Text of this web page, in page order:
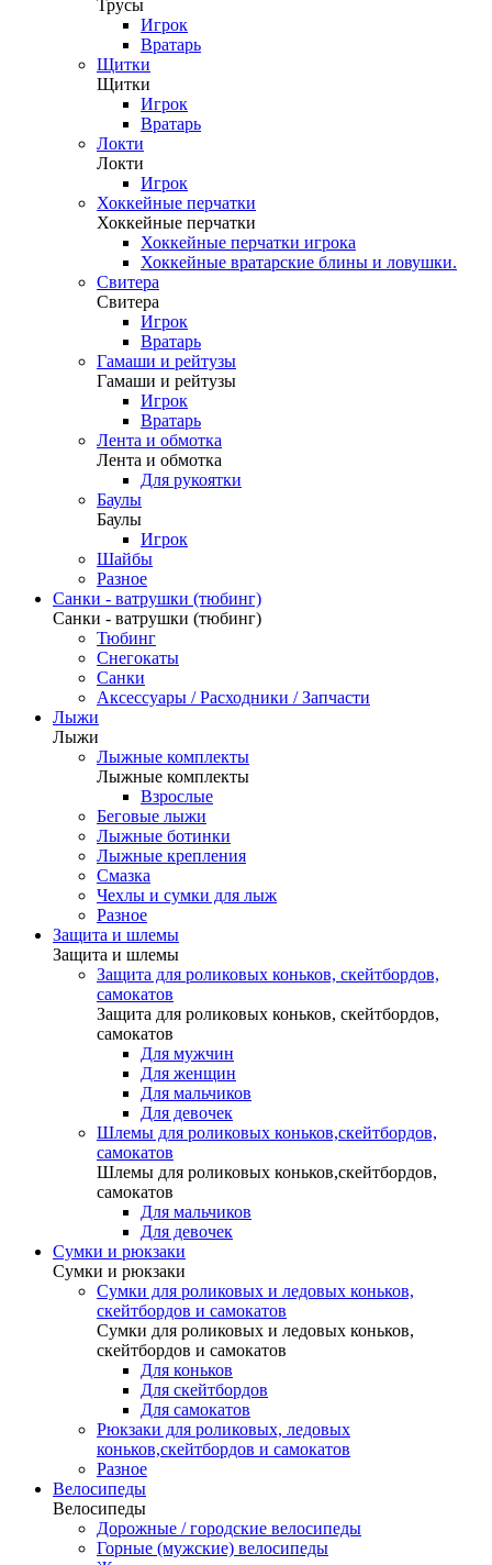
Трусы
Игрок
Вратарь
Щитки
Щитки
Игрок
Вратарь
Локти
Локти
Игрок
Хоккейные перчатки
Хоккейные перчатки
Хоккейные перчатки игрока
Хоккейные вратарские блины и ловушки.
Свитера
Свитера
Игрок
Вратарь
Гамаши и рейтузы
Гамаши и рейтузы
Игрок
Вратарь
Лента и обмотка
Лента и обмотка
Для рукоятки
Баулы
Баулы
Игрок
Шайбы
Разное
Санки - ватрушки (тюбинг)
Санки - ватрушки (тюбинг)
Тюбинг
Снегокаты
Санки
Аксессуары / Расходники / Запчасти
Лыжи
Лыжи
Лыжные комплекты
Лыжные комплекты
Взрослые
Беговые лыжи
Лыжные ботинки
Лыжные крепления
Смазка
Чехлы и сумки для лыж
Разное
Защита и шлемы
Защита и шлемы
Защита для роликовых коньков, скейтбордов,
самокатов
Защита для роликовых коньков, скейтбордов,
самокатов
Для мужчин
Для женщин
Для мальчиков
Для девочек
Шлемы для роликовых коньков,скейтбордов,
самокатов
Шлемы для роликовых коньков,скейтбордов,
самокатов
Для мальчиков
Для девочек
Сумки и рюкзаки
Сумки и рюкзаки
Сумки для роликовых и ледовых коньков,
скейтбордов и самокатов
Сумки для роликовых и ледовых коньков,
скейтбордов и самокатов
Для коньков
Для скейтбордов
Для самокатов
Рюкзаки для роликовых, ледовых
коньков,скейтбордов и самокатов
Разное
Велосипеды
Велосипеды
Дорожные / городские велосипеды
Горные (мужские) велосипеды